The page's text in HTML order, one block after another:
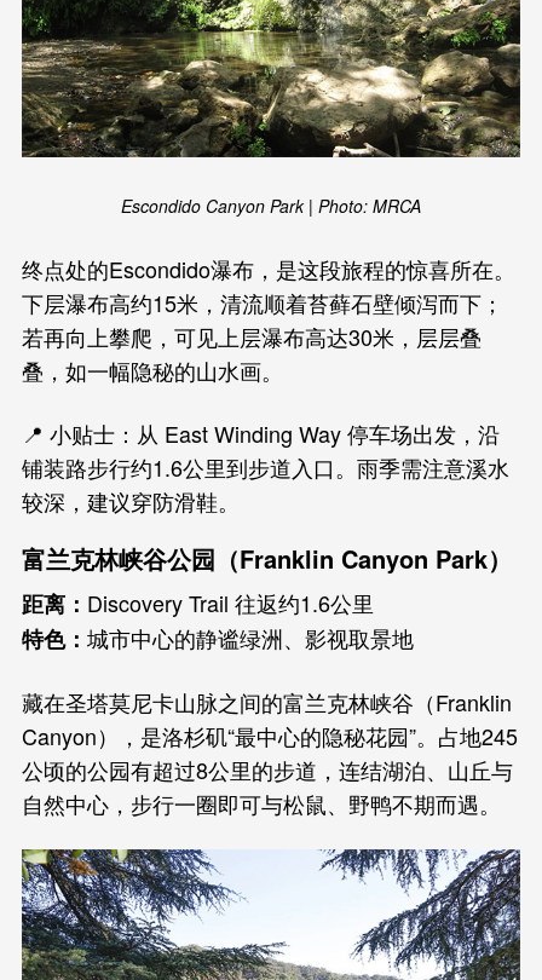
Escondido Canyon Park | Photo: MRCA
终点处的Escondido瀑布，是这段旅程的惊喜所在。
下层瀑布高约15米，清流顺着苔藓石壁倾泻而下；
若再向上攀爬，可见上层瀑布高达30米，层层叠
叠，如一幅隐秘的山水画。
📍 小贴士：从 East Winding Way 停车场出发，沿
铺装路步行约1.6公里到步道入口。雨季需注意溪水
较深，建议穿防滑鞋。
富兰克林峡谷公园（Franklin Canyon Park）
距离： Discovery Trail 往返约1.6公里
特色： 城市中心的静谧绿洲、影视取景地
藏在圣塔莫尼卡山脉之间的富兰克林峡谷（Franklin
Canyon），是洛杉矶“最中心的隐秘花园”。占地245
公顷的公园有超过8公里的步道，连结湖泊、山丘与
自然中心，步行一圈即可与松鼠、野鸭不期而遇。